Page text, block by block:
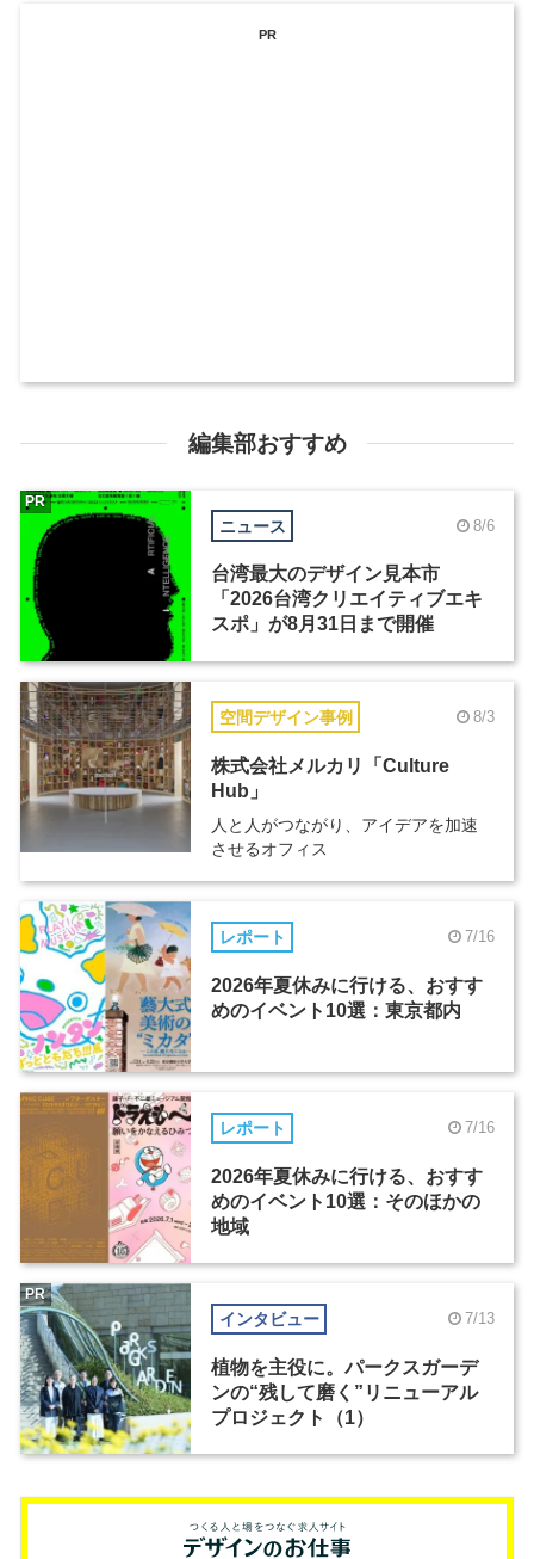
PR
編集部おすすめ
ニュース 8/6
台湾最大のデザイン見本市
「2026台湾クリエイティブエキ
スポ」が8月31日まで開催
PR
空間デザイン事例 8/3
株式会社メルカリ「Culture
Hub」
人と人がつながり、アイデアを加速
させるオフィス
レポート 7/16
2026年夏休みに行ける、おすす
めのイベント10選：東京都内
レポート 7/16
2026年夏休みに行ける、おすす
めのイベント10選：そのほかの
地域
インタビュー 7/13
植物を主役に。パークスガーデ
ンの“残して磨く”リニューアル
プロジェクト（1）
PR